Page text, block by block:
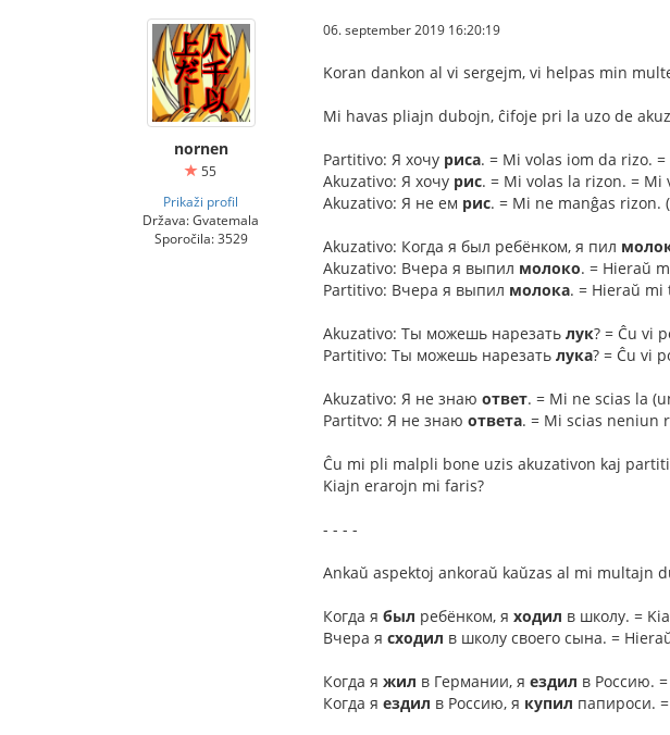
nornen
55
Prikaži profil
Država: Gvatemala
Sporočila: 3529
06. september 2019 16:20:19
Koran dankon al vi sergejm, vi helpas min
Mi havas pliajn dubojn, ĉifoje pri la uzo de
Partitivo: Я хочу риса. = Mi volas iom da rizo.
Akuzativo: Я хочу рис. = Mi volas la rizon. =
Akuzativo: Я не ем рис. = Mi ne manĝas rizon.
Akuzativo: Когда я был ребёнком, я пил
Akuzativo: Вчера я выпил молоко. = Hieraŭ
Partitivo: Вчера я выпил молока. = Hieraŭ
Akuzativo: Ты можешь нарезать лук? = Ĉu vi
Partitivo: Ты можешь нарезать лука? = Ĉu vi
Akuzativo: Я не знаю ответ. = Mi ne scias la
Partitvo: Я не знаю ответа. = Mi scias neniun
Ĉu mi pli malpli bone uzis akuzativon kaj
Kiajn erarojn mi faris?
- - - -
Ankaŭ aspektoj ankoraŭ kaŭzas al mi multajn
Когда я был ребёнком, я ходил в школу. =
Вчера я сходил в школу своего сына. =
Когда я жил в Германии, я ездил в Россию.
Когда я ездил в Россию, я купил папироси.